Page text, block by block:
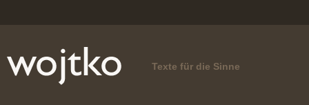
Texte für die Sinne